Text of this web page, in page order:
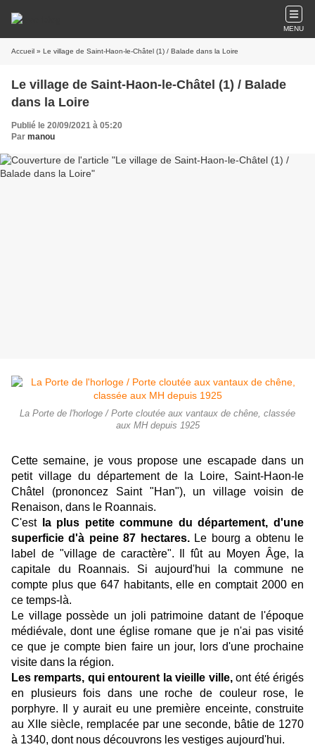
MENU
Accueil » Le village de Saint-Haon-le-Châtel (1) / Balade dans la Loire
Le village de Saint-Haon-le-Châtel (1) / Balade
dans la Loire
Publié le 20/09/2021 à 05:20
Par manou
La Porte de l'horloge / Porte cloutée aux vantaux de chêne, classée
aux MH depuis 1925
Cette semaine, je vous propose une escapade dans un
petit village du département de la Loire, Saint-Haon-le
Châtel (prononcez Saint "Han"), un village voisin de
Renaison, dans le Roannais.
C'est
la plus petite commune du département, d'une
superficie d'à peine 87 hectares.Le bourg a obtenu le
label de "village de caractère". Il fût au Moyen Âge, la
capitale du Roannais. Si aujourd'hui la commune ne
compte plus que 647 habitants, elle en comptait 2000 en
ce temps-là.
Le village possède un joli patrimoine datant de l'époque
médiévale, dont une église romane que je n'ai pas visité
ce que je compte bien faire un jour, lors d'une prochaine
visite dans la région.
Les remparts, qui entourent la vieille ville,ont été érigés
en plusieurs fois dans une roche de couleur rose, le
porphyre. Il y aurait eu une première enceinte, construite
au XIIe siècle, remplacée par une seconde, bâtie de 1270
à 1340, dont nous découvrons les vestiges aujourd'hui.